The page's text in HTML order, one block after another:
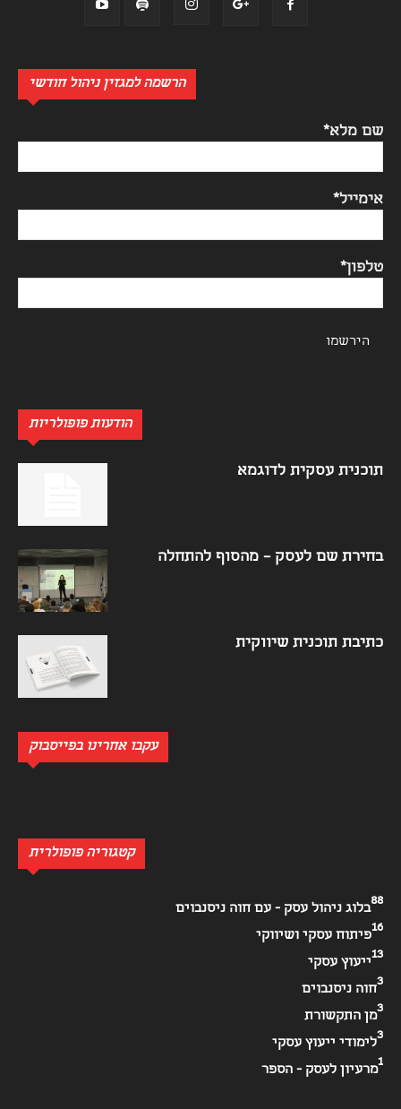
הרשמה למגזין ניהול חודשי
שם מלא*
אימייל*
טלפון*
הודעות פופולריות
תוכנית עסקית לדוגמא
בחירת שם לעסק – מהסוף להתחלה
כתיבת תוכנית שיווקית
עקבו אחרינו בפייסבוק
קטגוריה פופולרית
בלוג ניהול עסק - עם חוה ניסנבוים
88
פיתוח עסקי ושיווקי
16
ייעוץ עסקי
13
חוה ניסנבוים
3
מן התקשורת
3
לימודי ייעוץ עסקי
3
מרעיון לעסק - הספר
1